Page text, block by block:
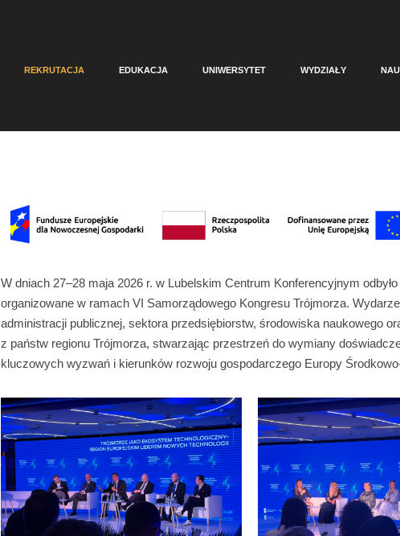
REKRUTACJA EDUKACJA UNIWERSYTET WYDZIAŁY
W dniach 27–28 maja 2026 r. w Lubelskim Centrum Konferencyjnym
organizowane w ramach VI Samorządowego Kongresu Trójmorza.
administracji publicznej, sektora przedsiębiorstw, środowiska naukowego
z państw regionu Trójmorza, stwarzając przestrzeń do wymiany
kluczowych wyzwań i kierunków rozwoju gospodarczego Europy